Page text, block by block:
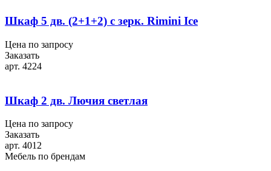
Шкаф 5 дв. (2+1+2) с зерк. Rimini Ice
Цена по запросу
Заказать
арт. 4224
Шкаф 2 дв. Лючия светлая
Цена по запросу
Заказать
арт. 4012
Мебель по брендам